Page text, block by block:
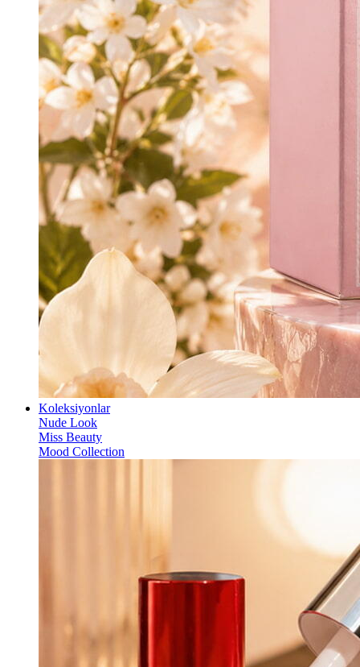
Koleksiyonlar
Nude Look
Miss Beauty
Mood Collection